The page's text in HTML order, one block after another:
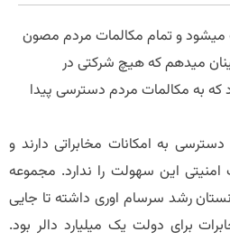
میشود و تمام مکالمات مردم مصون
میدهم که هیچ شرکتی در
که به مکالمات مردم دسترسی پیدا
به امکانات مخابراتی دارند و
امنیتی این سهولت را ندارد. مجموعه
رشد سرسام اوری داشته تا جایی
برای دولت یک میلیارد دالر بود.